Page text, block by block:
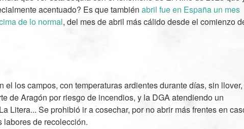
acentuado? Es que también abril fue en España un mes
de lo normal, del mes de abril más cálido desde el comienzo
el los campos, con temperaturas ardientes durante días, sin llover,
de Aragón por riesgo de incendios, y la DGA atendiendo un
Litera... Se prohibió ir a cosechar, por no abrir más frentes en
de recolección.